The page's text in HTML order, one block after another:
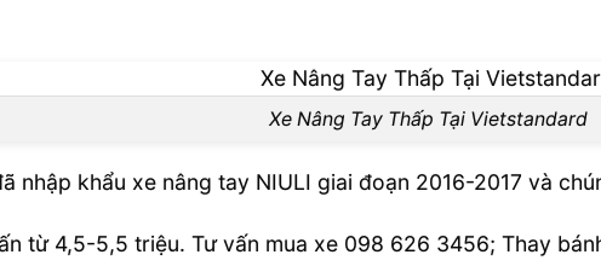
Xe Nâng Tay Thấp Tại Vietstandard
nhập khẩu xe nâng tay NIULI giai đoạn 2016-2017 và
từ 4,5-5,5 triệu. Tư vấn mua xe 098 626 3456; Thay